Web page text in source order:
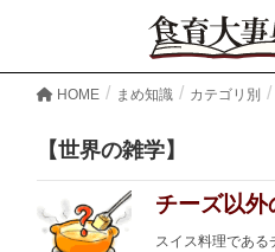
HOME まめ知識 カテゴリ別
【世界の雑学】
チーズ以外
スイス料理である